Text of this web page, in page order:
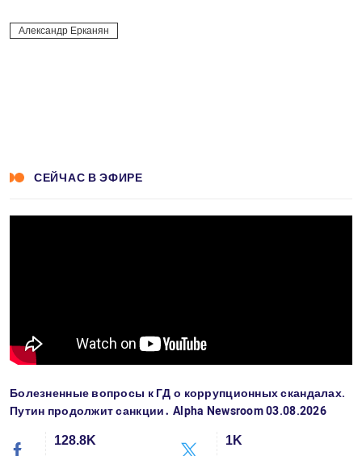
Александр Ерканян
СЕЙЧАС В ЭФИРЕ
Болезненные вопросы к ГД о коррупционных скандалах.
Путин продолжит санкции․ Alpha Newsroom 03.08.2026
128.8K 1K